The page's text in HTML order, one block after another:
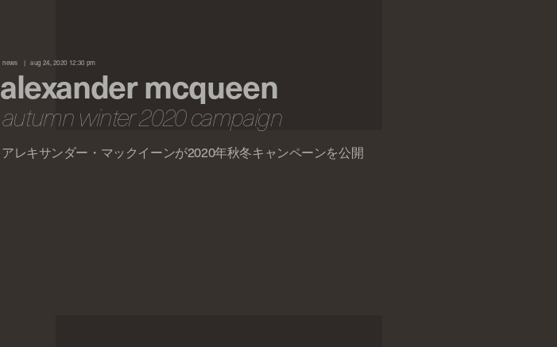
news aug 24, 2020 12:30 pm
alexander mcqueen
autumn winter 2020 campaign
アレキサンダー・マックイーンが2020年秋冬キャンペーンを公開